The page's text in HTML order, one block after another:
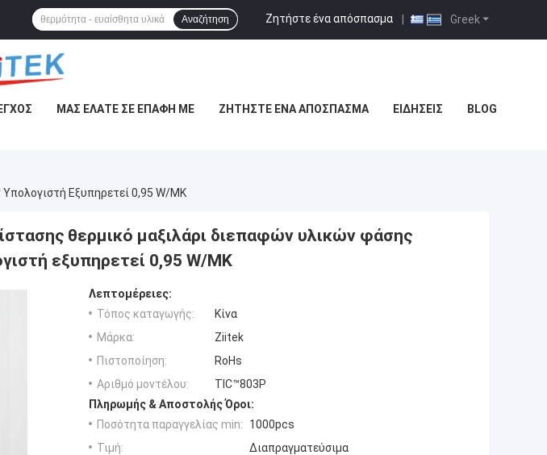
Greek
Ζητήστε ένα απόσπασμα |
Αναζήτηση
ΜΑΣ ΕΛΆΤΕ ΣΕ ΕΠΑΦΉ ΜΕ ΖΗΤΉΣΤΕ ΈΝΑ ΑΠΌΣΠΑΣΜΑ ΕΙΔΉΣΕΙΣ BLOG
Εξυπηρετεί 0,95 W/MK
θερμικό μαξιλάρι διεπαφών υλικών φάσης
εξυπηρετεί 0,95 W/MK
Λεπτομέρειες:
Τόπος καταγωγής:
Κίνα
Μάρκα:
Ziitek
Πιστοποίηση:
RoHs
Αριθμό μοντέλου:
TIC™803P
Πληρωμής & Αποστολής Όροι:
Ποσότητα παραγγελίας min:
1000pcs
Τιμή:
Διαπραγματεύσιμα